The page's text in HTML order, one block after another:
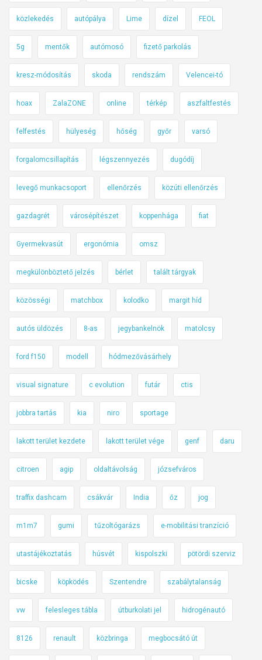
közlekedés autópálya Lime dízel FEOL
5g mentők autómosó fizető parkolás
kresz-módosítás skoda rendszám Velencei-tó
hoax ZalaZONE online térkép aszfaltfestés
felfestés hülyeség hőség győr varsó
forgalomcsillapítás légszennyezés dugódíj
levegő munkacsoport ellenőrzés közúti ellenőrzés
gazdagrét városépítészet koppenhága fiat
Gyermekvasút ergonómia omsz
megkülönböztető jelzés bérlet talált tárgyak
közösségi matchbox kolodko margit híd
autós üldözés 8-as jegybankelnök matolcsy
ford f150 modell hódmezővásárhely
visual signature c evolution futár ctis
jobbra tartás kia niro sportage
lakott terület kezdete lakott terület vége genf daru
citroen agip oldaltávolság józsefváros
traffix dashcam csákvár India őz jog
m1m7 gumi tűzoltógarázs e-mobilitási tranzíció
utastájékoztatás húsvét kispolszki pötördi szerviz
bicske köpködés Szentendre szabálytalanság
vw felesleges tábla útburkolati jel hidrogénautó
8126 renault közbringa megbocsátó út